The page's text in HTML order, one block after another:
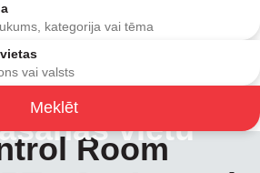
vietu
Meklēt
Room